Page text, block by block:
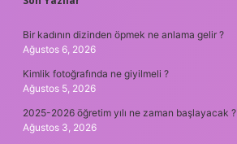
SIDEBAR
Bir kadının dizinden öpmek ne anlama gelir ?
Ağustos 6, 2026
Kimlik fotoğrafında ne giyilmeli ?
Ağustos 5, 2026
2025-2026 öğretim yılı ne zaman başlayacak ?
Ağustos 3, 2026